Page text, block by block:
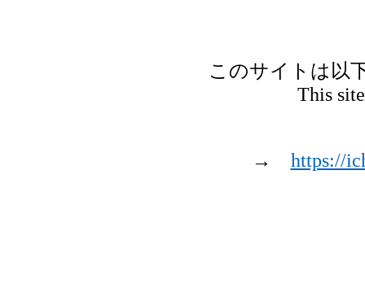
このサイトは以
This
→ https://